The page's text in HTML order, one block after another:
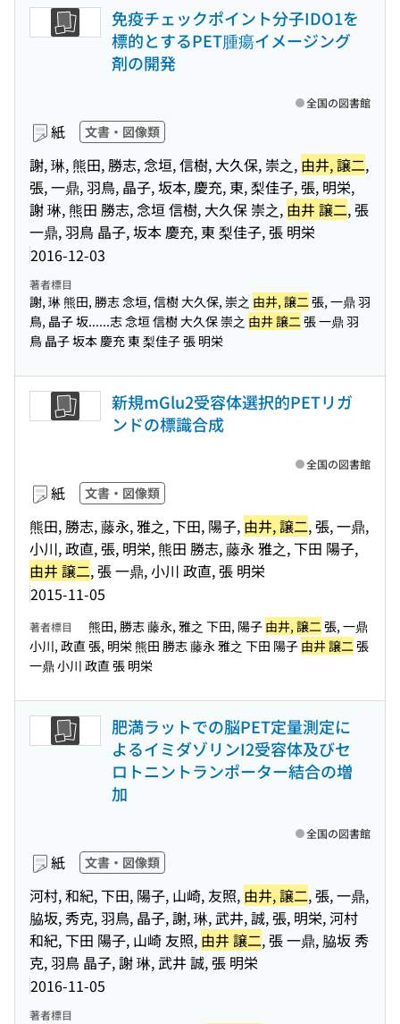
免疫チェックポイント分子IDO1を
標的とするPET腫瘍イメージング
剤の開発
紙 文書・図像類
謝, 琳, 熊田, 勝志, 念垣, 信樹, 大久保, 崇之, 由井, 譲二,
張, 一鼎, 羽鳥, 晶子, 坂本, 慶充, 東, 梨佳子, 張, 明栄,
謝 琳, 熊田 勝志, 念垣 信樹, 大久保 崇之, 由井 譲二, 張
一鼎, 羽鳥 晶子, 坂本 慶充, 東 梨佳子, 張 明栄
2016-12-03
全国の図書館
著者標目
謝, 琳 熊田, 勝志 念垣, 信樹 大久保, 崇之 由井, 譲二張, 一鼎 羽
鳥, 晶子 坂......志 念垣 信樹 大久保 崇之 由井 譲二張 一鼎 羽
鳥 晶子 坂本 慶充 東 梨佳子 張 明栄
新規mGlu2受容体選択的PETリガ
ンドの標識合成
紙 文書・図像類
熊田, 勝志, 藤永, 雅之, 下田, 陽子, 由井, 譲二, 張, 一鼎,
小川, 政直, 張, 明栄, 熊田 勝志, 藤永 雅之, 下田 陽子,
由井 譲二, 張 一鼎, 小川 政直, 張 明栄
2015-11-05
全国の図書館
著者標目 熊田, 勝志 藤永, 雅之 下田, 陽子 由井, 譲二張, 一鼎
小川, 政直 張, 明栄 熊田 勝志 藤永 雅之 下田 陽子 由井 譲二張
一鼎 小川 政直 張 明栄
肥満ラットでの脳PET定量測定に
よるイミダゾリンI2受容体及びセ
ロトニントランポーター結合の増
加
紙 文書・図像類
河村, 和紀, 下田, 陽子, 山崎, 友照, 由井, 譲二, 張, 一鼎,
脇坂, 秀克, 羽鳥, 晶子, 謝, 琳, 武井, 誠, 張, 明栄, 河村
和紀, 下田 陽子, 山崎 友照, 由井 譲二, 張 一鼎, 脇坂 秀
克, 羽鳥 晶子, 謝 琳, 武井 誠, 張 明栄
2016-11-05
全国の図書館
著者標目